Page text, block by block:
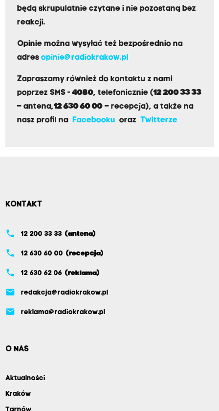
będą skrupulatnie czytane i nie pozostaną bez
reakcji.
Opinie można wysyłać też bezpośrednio na
adres opinie@radiokrakow.pl
Zapraszamy również do kontaktu z nami
poprzez SMS -4080, telefonicznie (12 200 33 33
– antena,12 630 60 00– recepcja), a także na
nasz profil na Facebooku oraz Twitterze
KONTAKT
phone 12 200 33 33 (antena)
phone 12 630 60 00 (recepcja)
phone 12 630 62 06 (reklama)
email redakcja@radiokrakow.pl
email reklama@radiokrakow.pl
O NAS
Aktualności
Kraków